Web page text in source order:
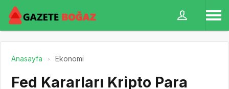
Anasayfa Ekonomi
Fed Kararları Kripto Para